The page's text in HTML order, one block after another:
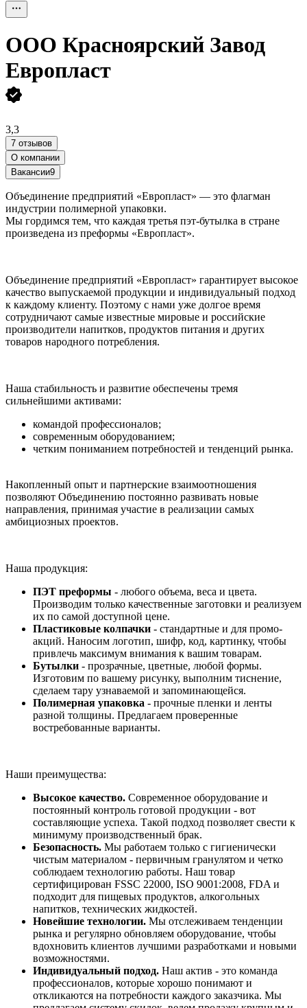
ООО Красноярский Завод
Европласт
3,3
7 отзывов
О компании
Вакансии9
Объединение предприятий «Европласт» — это флагман
индустрии полимерной упаковки.
Мы гордимся тем, что каждая третья пэт-бутылка в стране
произведена из преформы «Европласт».
Объединение предприятий «Европласт» гарантирует высокое
качество выпускаемой продукции и индивидуальный подход
к каждому клиенту. Поэтому с нами уже долгое время
сотрудничают самые известные мировые и российские
производители напитков, продуктов питания и других
товаров народного потребления.
Наша стабильность и развитие обеспечены тремя
сильнейшими активами:
командой профессионалов;
современным оборудованием;
четким пониманием потребностей и тенденций рынка.
Накопленный опыт и партнерские взаимоотношения
позволяют Объединению постоянно развивать новые
направления, принимая участие в реализации самых
амбициозных проектов.
Наша продукция:
ПЭТ преформы - любого объема, веса и цвета.
Производим только качественные заготовки и реализуем
их по самой доступной цене.
Пластиковые колпачки - стандартные и для промо-
акций. Наносим логотип, шифр, код, картинку, чтобы
привлечь максимум внимания к вашим товарам.
Бутылки - прозрачные, цветные, любой формы.
Изготовим по вашему рисунку, выполним тиснение,
сделаем тару узнаваемой и запоминающейся.
Полимерная упаковка - прочные пленки и ленты
разной толщины. Предлагаем проверенные
востребованные варианты.
Наши преимущества:
Высокое качество. Современное оборудование и
постоянный контроль готовой продукции - вот
составляющие успеха. Такой подход позволяет свести к
минимуму производственный брак.
Безопасность. Мы работаем только с гигиенически
чистым материалом - первичным гранулятом и четко
соблюдаем технологию работы. Наш товар
сертифицирован FSSC 22000, ISO 9001:2008, FDA и
подходит для пищевых продуктов, алкогольных
напитков, технических жидкостей.
Новейшие технологии. Мы отслеживаем тенденции
рынка и регулярно обновляем оборудование, чтобы
вдохновить клиентов лучшими разработками и новыми
возможностями.
Индивидуальный подход. Наш актив - это команда
профессионалов, которые хорошо понимают и
откликаются на потребности каждого заказчика. Мы